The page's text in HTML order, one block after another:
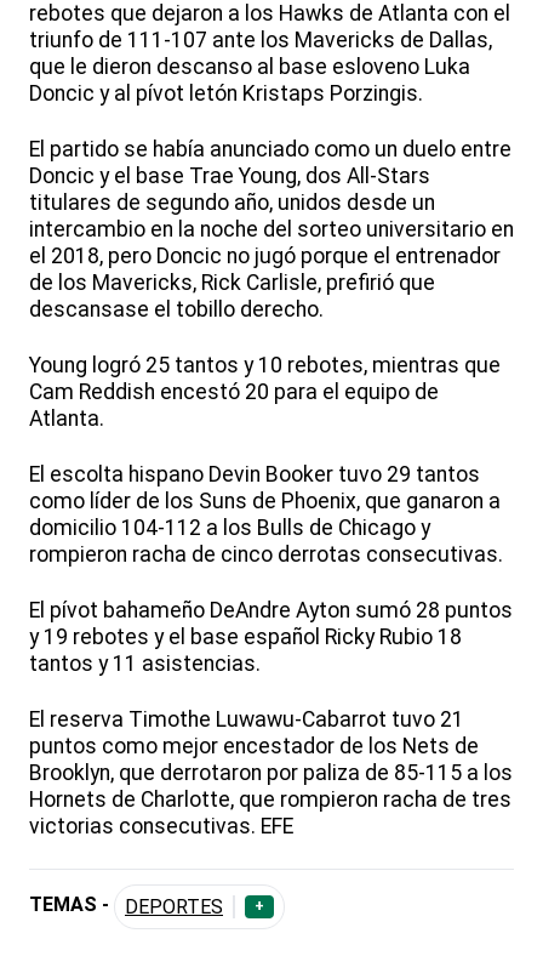
rebotes que dejaron a los Hawks de Atlanta con el
triunfo de 111-107 ante los Mavericks de Dallas,
que le dieron descanso al base esloveno Luka
Doncic y al pívot letón Kristaps Porzingis.
El partido se había anunciado como un duelo entre
Doncic y el base Trae Young, dos All-Stars
titulares de segundo año, unidos desde un
intercambio en la noche del sorteo universitario en
el 2018, pero Doncic no jugó porque el entrenador
de los Mavericks, Rick Carlisle, prefirió que
descansase el tobillo derecho.
Young logró 25 tantos y 10 rebotes, mientras que
Cam Reddish encestó 20 para el equipo de
Atlanta.
El escolta hispano Devin Booker tuvo 29 tantos
como líder de los Suns de Phoenix, que ganaron a
domicilio 104-112 a los Bulls de Chicago y
rompieron racha de cinco derrotas consecutivas.
El pívot bahameño DeAndre Ayton sumó 28 puntos
y 19 rebotes y el base español Ricky Rubio 18
tantos y 11 asistencias.
El reserva Timothe Luwawu-Cabarrot tuvo 21
puntos como mejor encestador de los Nets de
Brooklyn, que derrotaron por paliza de 85-115 a los
Hornets de Charlotte, que rompieron racha de tres
victorias consecutivas. EFE
TEMAS - DEPORTES +